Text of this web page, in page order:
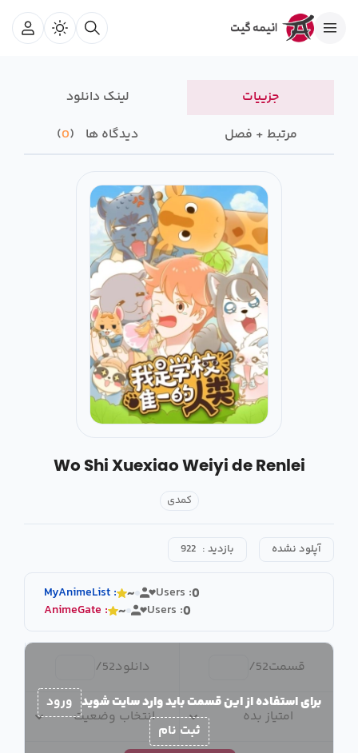
جزییات
لینک دانلود
مرتبط + فصل
دیدگاه ها 0
Wo Shi Xuexiao Weiyi de Renlei
کمدی
آپلود نشده بازدید : 922
MyAnimeList : ~ Users :0
AnimeGate : ~ Users :0
قسمت52
/ دانلود52
/
امتیاز بده انتخاب وضعیت
برای استفاده از این قسمت باید وارد سایت شوید ورود
ثبت نام